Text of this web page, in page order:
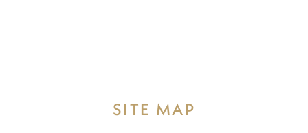
SITE MAP